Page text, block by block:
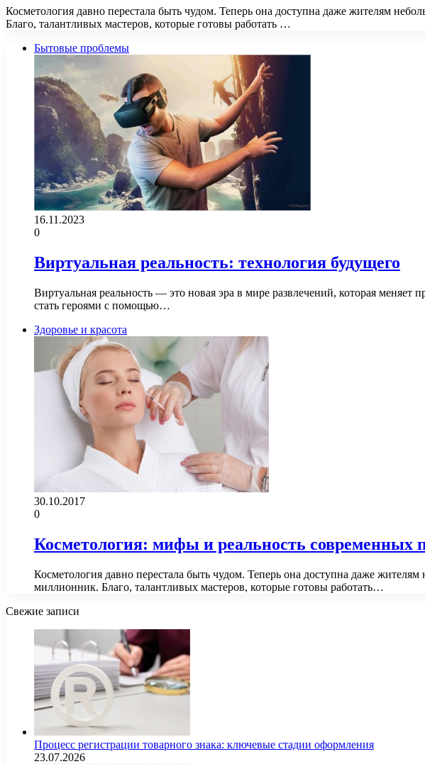
Косметология давно перестала быть чудом. Теперь она доступна даже жителям
Благо, талантливых мастеров, которые готовы работать …
Бытовые проблемы
16.11.2023
0
Виртуальная реальность: технология будущего
Виртуальная реальность — это новая эра в мире развлечений, которая
стать героями с помощью…
Здоровье и красота
30.10.2017
0
Косметология: мифы и реальность современных
Косметология давно перестала быть чудом. Теперь она доступна даже
миллионник. Благо, талантливых мастеров, которые готовы работать…
Свежие записи
Процесс регистрации товарного знака: ключевые стадии оформления
23.07.2026